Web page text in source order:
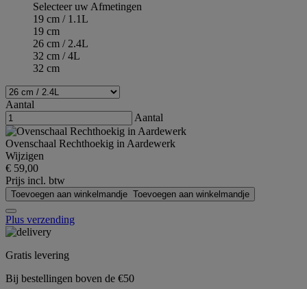
Selecteer uw Afmetingen
19 cm / 1.1L
19 cm
26 cm / 2.4L
32 cm / 4L
32 cm
Aantal
Aantal
Ovenschaal Rechthoekig in Aardewerk
Wijzigen
€ 59,00
Prijs incl. btw
Toevoegen aan winkelmandje Toevoegen aan winkelmandje
Plus verzending
Gratis levering
Bij bestellingen boven de €50